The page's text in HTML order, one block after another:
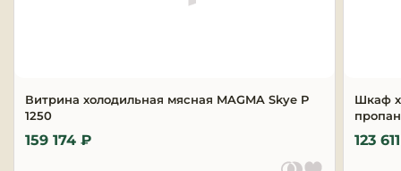
Витрина холодильная мясная MAGMA Skye P
1250
159 174 ₽
Шкаф
пропан
123